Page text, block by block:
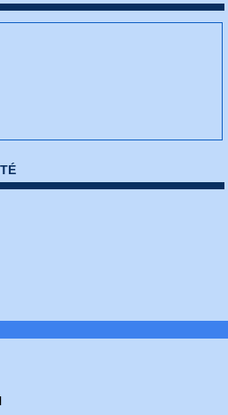
super-héros